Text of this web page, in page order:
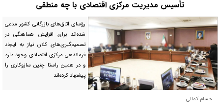
تأسیس مدیریت مرکزی اقتصادی با چه منطقی
رؤسای اتاق‌های بازرگانی کشور مدعی
شده‌اند برای افزایش هماهنگی در
تصمیم‌گیری‌های کلان نیاز به ایجاد
فرماندهی مرکزی اقتصادی وجود دارد
و در همین راستا چنین سازوکاری را
پیشنهاد کرده‌اند
حسام کمالی